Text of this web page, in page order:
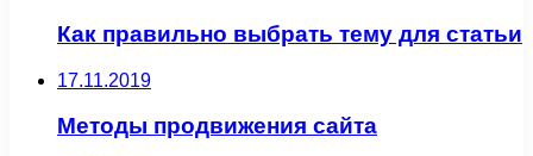
Как правильно выбрать тему для статьи
17.11.2019
Методы продвижения сайта